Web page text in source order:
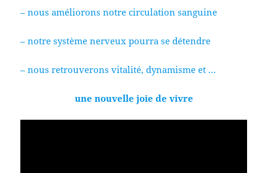
– nous améliorons notre circulation sanguine
– notre système nerveux pourra se détendre
– nous retrouverons vitalité, dynamisme et …
une nouvelle joie de vivre